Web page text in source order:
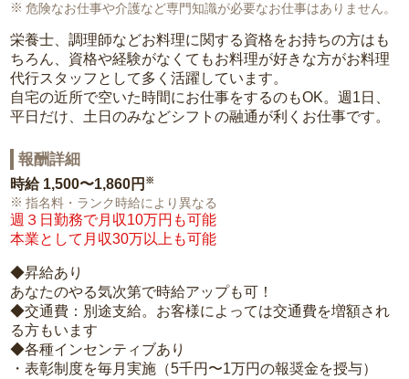
危険なお仕事や介護など専門知識が必要なお仕事はありません。
栄養士、調理師などお料理に関する資格をお持ちの方はも
ちろん、資格や経験がなくてもお料理が好きな方がお料理
代行スタッフとして多く活躍しています。
自宅の近所で空いた時間にお仕事をするのもOK。週1日、
平日だけ、土日のみなどシフトの融通が利くお仕事です。
報酬詳細
時給 1,500〜1,860円 ※
指名料・ランク時給により異なる
週３日勤務で月収10万円も可能
本業として月収30万以上も可能
◆昇給あり
あなたのやる気次第で時給アップも可！
◆交通費：別途支給。お客様によっては交通費を増額され
る方もいます
◆各種インセンティブあり
・表彰制度を毎月実施（5千円〜1万円の報奨金を授与）